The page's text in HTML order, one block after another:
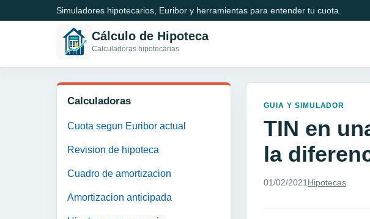
Simuladores hipotecarios, Euribor y herramientas para entender tu cuota.
Cálculo de Hipoteca
Calculadoras hipotecarias
Calculadoras
Cuota segun Euribor actual
Revision de hipoteca
Cuadro de amortizacion
Amortizacion anticipada
GUIA Y SIMULADOR
TIN en
la
01/02/2021 Hipotecas